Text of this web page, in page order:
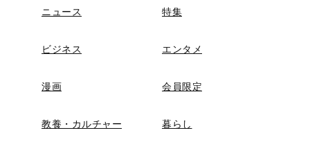
ニュース 特集
ビジネス エンタメ
漫画 会員限定
教養・カルチャー 暮らし